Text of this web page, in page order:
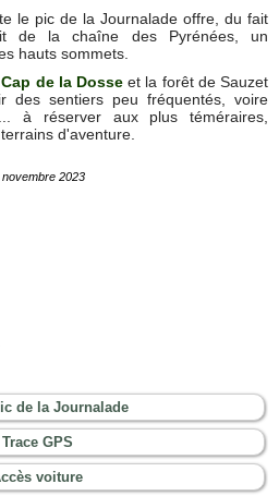
le pic de la Journalade offre, du fait
de la chaîne des Pyrénées, un
hauts sommets.
Cap de la Dosse et la forêt de Sauzet
des sentiers peu fréquentés, voire
à réserver aux plus téméraires,
d'aventure.
2023
de la Journalade
Trace GPS
voiture